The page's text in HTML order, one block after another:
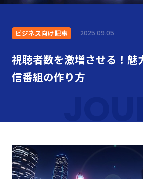
ビジネス向け記事 2025.09.05
視聴者数を激増させる！魅
信番組の作り方